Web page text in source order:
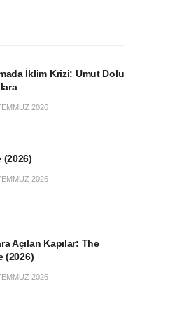
İklim Krizi: Umut Dolu
2026
(2026)
2026
Açılan Kapılar: The
(2026)
2026